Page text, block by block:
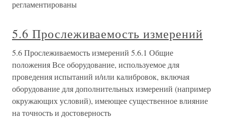
регламентированы
5.6 Прослеживаемость измерений
5.6 Прослеживаемость измерений 5.6.1 Общие
положения Все оборудование, используемое для
проведения испытаний и/или калибровок, включая
оборудование для дополнительных измерений (например
окружающих условий), имеющее существенное влияние
на точность и достоверность